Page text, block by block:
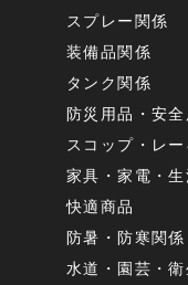
スプレー関係
装備品関係
タンク関係
防災用品・安
スコップ・レ
家具・家電・
快適商品
防暑・防寒関係
水道・園芸・